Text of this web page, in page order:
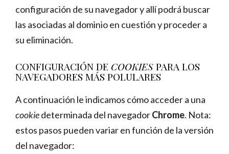
configuración de su navegador y allí podrá buscar
las asociadas al dominio en cuestión y proceder a
su eliminación.
CONFIGURACIÓN DE COOKIESPARA LOS
NAVEGADORES MÁS POLULARES
A continuación le indicamos cómo acceder a una
cookiedeterminada del navegadorChrome. Nota:
estos pasos pueden variar en función de la versión
del navegador: